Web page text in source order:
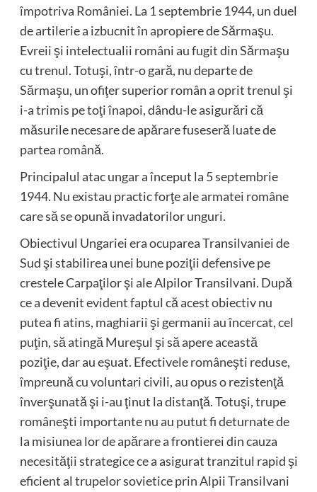
împotriva României. La 1 septembrie 1944, un duel
de artilerie a izbucnit în apropiere de Sărmaşu.
Evreii şi intelectualii români au fugit din Sărmaşu
cu trenul. Totuşi, într-o gară, nu departe de
Sărmaşu, un ofiţer superior român a oprit trenul şi
i-a trimis pe toţi înapoi, dându-le asigurări că
măsurile necesare de apărare fuseseră luate de
partea română.
Principalul atac ungar a început la 5 septembrie
1944. Nu existau practic forţe ale armatei române
care să se opună invadatorilor unguri.
Obiectivul Ungariei era ocuparea Transilvaniei de
Sud şi stabilirea unei bune poziţii defensive pe
crestele Carpaţilor şi ale Alpilor Transilvani. După
ce a devenit evident faptul că acest obiectiv nu
putea fi atins, maghiarii şi germanii au încercat, cel
puţin, să atingă Mureşul şi să apere această
poziţie, dar au eşuat. Efectivele româneşti reduse,
împreună cu voluntari civili, au opus o rezistenţă
înverşunată şi i-au ţinut la distanţă. Totuşi, trupe
româneşti importante nu au putut fi deturnate de
la misiunea lor de apărare a frontierei din cauza
necesităţii strategice ce a asigurat tranzitul rapid şi
eficient al trupelor sovietice prin Alpii Transilvani